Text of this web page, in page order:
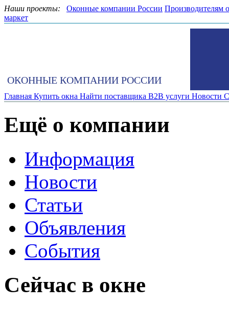
Наши проекты: Оконные компании России Производителям
маркет
ОКОННЫЕ КОМПАНИИ РОССИИ
Главная Купить окна Найти поставщика B2B услуги Новости
Ещё о компании
Информация
Новости
Статьи
Объявления
События
Сейчас в окне